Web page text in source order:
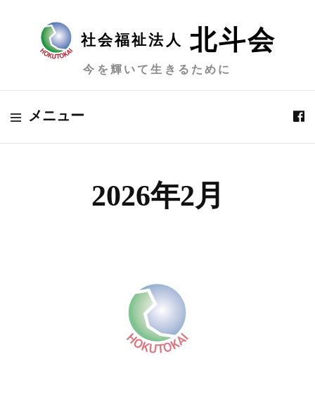
社会福祉法人 北斗会
今を輝いて生きるために
メニュー
2026年2月